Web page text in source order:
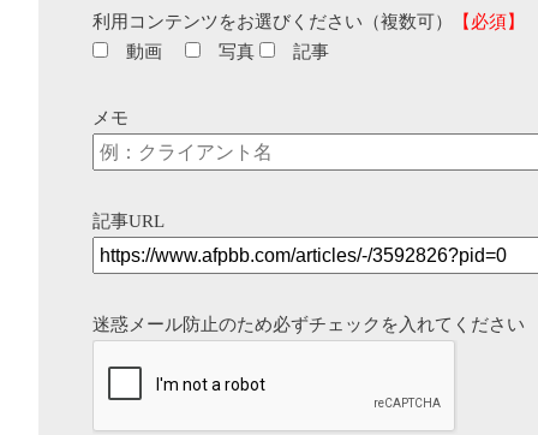
利用コンテンツをお選びください（複数可）
【必須】
動画
写真 記事
メモ
記事URL
迷惑メール防止のため必ずチェックを入れてください